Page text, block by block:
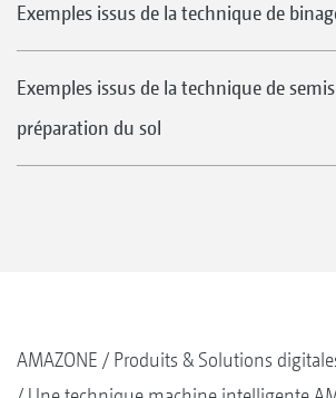
Exemples issus de la technique de
Exemples issus de la technique de
préparation du sol
AMAZONE Produits & Solutions